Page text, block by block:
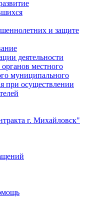
и защите
деятельности
местного
муниципального
при осуществлении
г. Михайловск"